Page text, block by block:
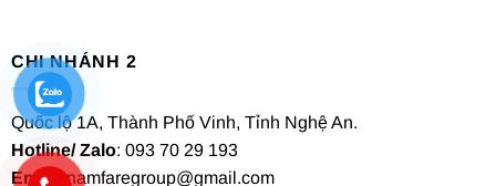
CHI NHÁNH 2
Quốc lộ 1A, Thành Phố Vinh, Tỉnh Nghệ An.
Hotline/ Zalo: 093 70 29 193
Email
: namfaregroup@gmail.com